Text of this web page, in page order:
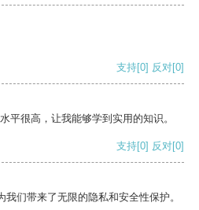
支持[0] 反对[0]
平很高，让我能够学到实用的知识。
支持[0] 反对[0]
们带来了无限的隐私和安全性保护。